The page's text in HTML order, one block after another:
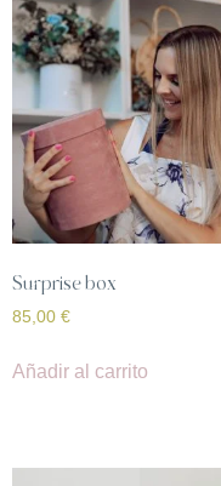
Surprise box
85,00 €
Añadir al carrito